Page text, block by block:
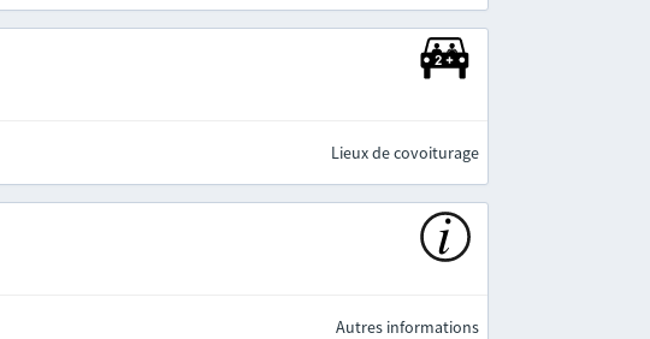
Lieux de covoiturage
Autres informations